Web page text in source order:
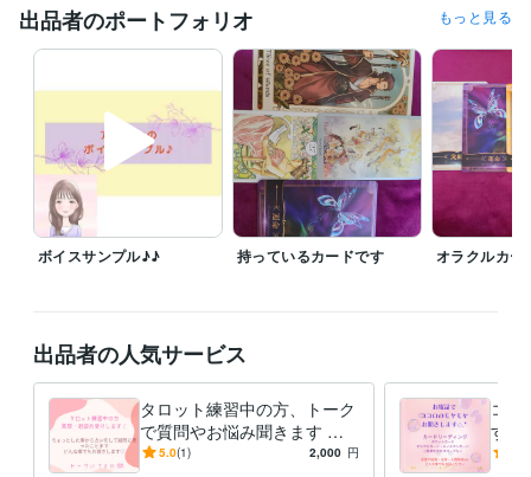
占い 恋愛 仕事 人間関係 なんでも
悩み相談・カウンセリング 傾聴・相談・雑談
愚痴 雑談 惚気 趣味
出品者のポートフォリオ もっと見る
ボイスサンプル♪♪ 持っているカードです オラクルカー
出品者の人気サービス
タロット練習中の方、トーク
で質問やお悩み聞きます 練
習していて困ったことを、お
5.0(1) 2,000 円
ココ
す
軽